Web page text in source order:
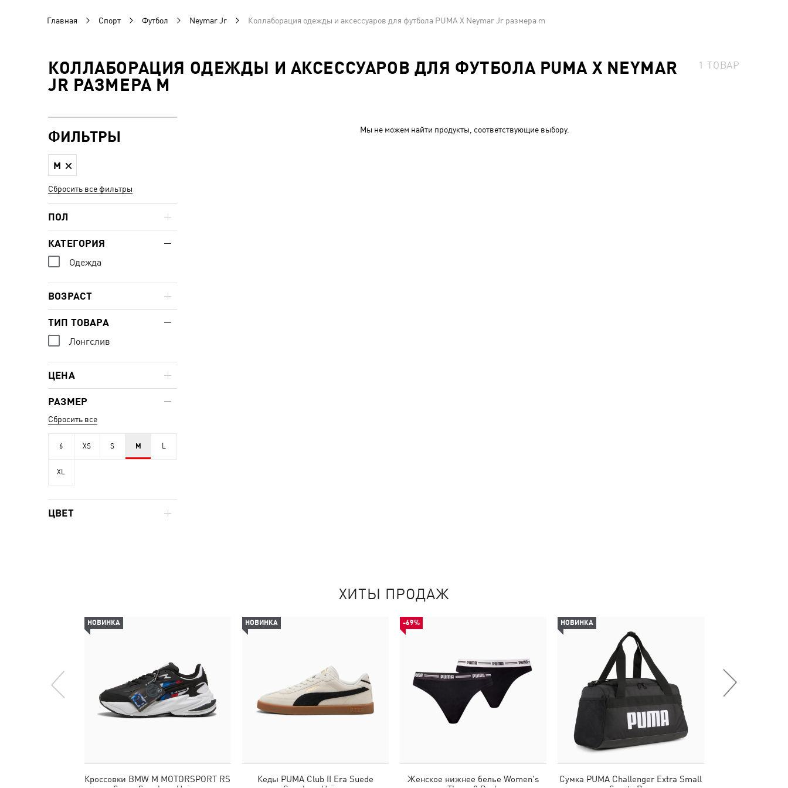
Главная Спорт Футбол Neymar Jr Коллаборация одежды и аксессуаров для футбола PUMA X Neymar Jr размера m
КОЛЛАБОРАЦИЯ ОДЕЖДЫ И АКСЕССУАРОВ ДЛЯ ФУТБОЛА PUMA X NEYMAR
JR РАЗМЕРА M
1 ТОВАР
Мы не можем найти продукты, соответствующие выбору.
ФИЛЬТРЫ
M
Сбросить все фильтры
ПОЛ
КАТЕГОРИЯ
Одежда
ВОЗРАСТ
ТИП ТОВАРА
Лонгслив
ЦЕНА
РАЗМЕР
Сбросить все
6 XS S M L
XL
ЦВЕТ
ХИТЫ ПРОДАЖ
НОВИНКА
Кроссовки BMW M MOTORSPORT RS
НОВИНКА
Кеды PUMA Club II Era Suede
-69%
Женское нижнее белье Women's
НОВИНКА
Сумка PUMA Challenger Extra Small